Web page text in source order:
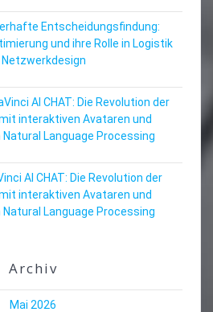
Entscheidungsfindung:
und ihre Rolle in Logistik
Netzwerkdesign
AI CHAT: Die Revolution der
interaktiven Avataren und
Language Processing
AI CHAT: Die Revolution der
interaktiven Avataren und
Language Processing
Archiv
Mai 2026